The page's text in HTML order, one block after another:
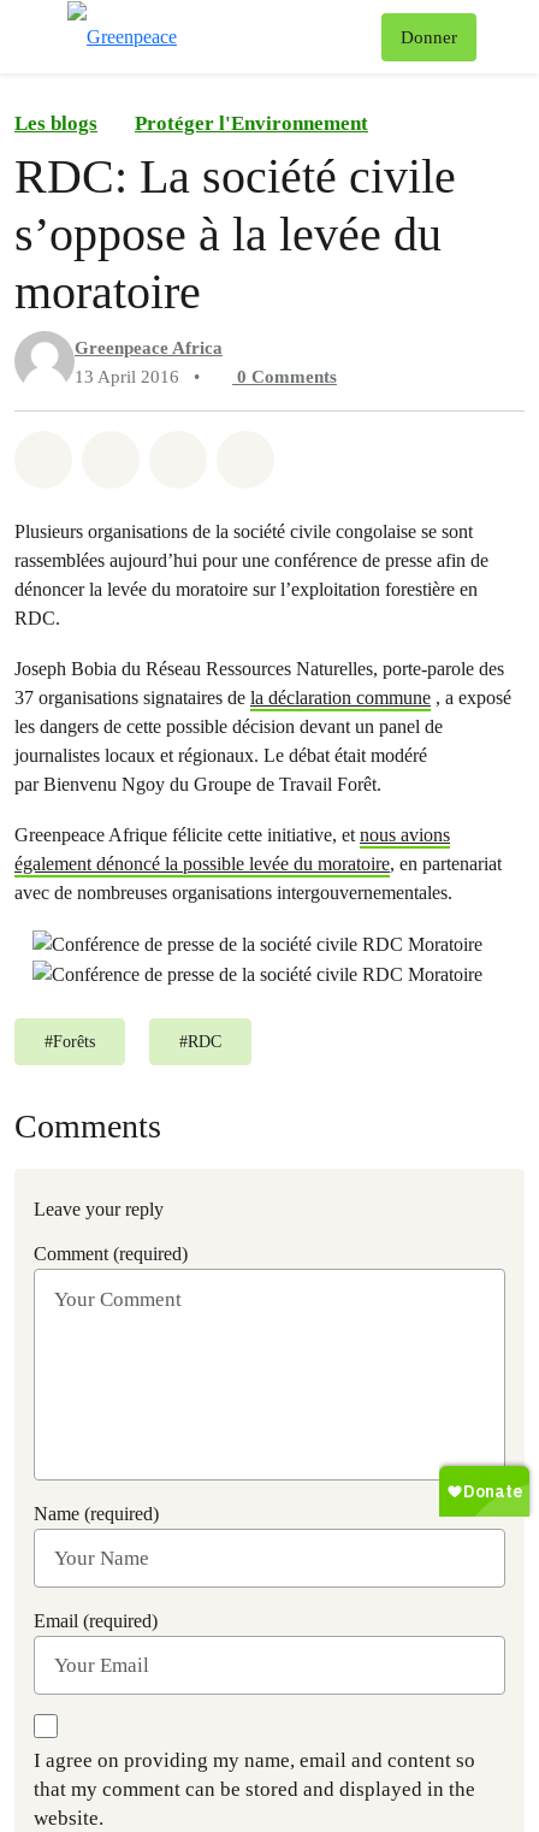
Donner
Les blogs Protéger l'Environnement
RDC: La société civile
s’oppose à la levée du
moratoire
Greenpeace Africa
13 April 2016
• 0 Comments
Plusieurs organisations de la société civile congolaise se sont
rassemblées aujourd’hui pour une conférence de presse afin de
dénoncer la levée du moratoire sur l’exploitation forestière en
RDC.
Joseph Bobia du Réseau Ressources Naturelles, porte-parole des
37 organisations signataires de la déclaration commune , a exposé
les dangers de cette possible décision devant un panel de
journalistes locaux et régionaux. Le débat était modéré
par Bienvenu Ngoy du Groupe de Travail Forêt.
Greenpeace Afrique félicite cette initiative, etnous avions
également dénoncé la possible levée du moratoire, en partenariat
avec de nombreuses organisations intergouvernementales.
#Forêts #RDC
Comments
Leave your reply
Comment (required)
Name (required)
Email (required)
I agree on providing my name, email and content so
that my comment can be stored and displayed in the
website.